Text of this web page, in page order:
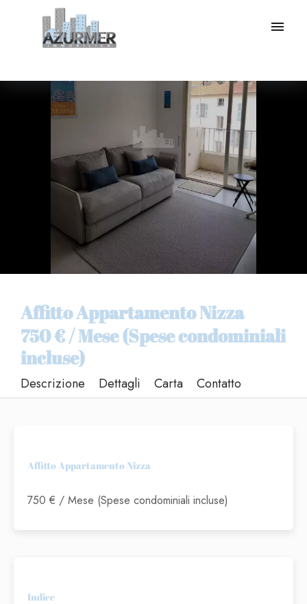
Affitto Appartamento Nizza
750 € / Mese (Spese condominiali
incluse)
Descrizione Dettagli Carta Contatto
Affitto Appartamento Nizza
750 € / Mese (Spese condominiali incluse)
Indice